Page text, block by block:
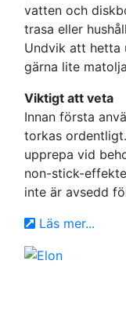
vatten och
trasa eller
Undvik att hetta
gärna lite
Viktigt att veta
Innan första
torkas
upprepa vid
non-stick-
inte är avsedd
Läs mer...